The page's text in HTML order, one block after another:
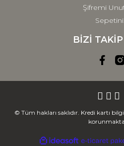
Şifremi
BİZİ
© Tüm hakları saklıdır. Kredi kartı
ideasoft